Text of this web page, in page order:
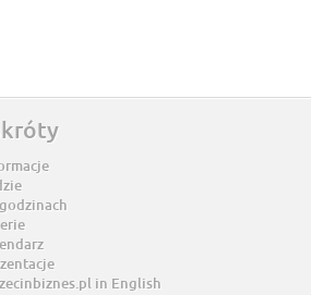
in English